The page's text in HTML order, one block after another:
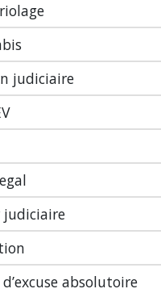
judiciaire
judiciaire
d’excuse absolutoire